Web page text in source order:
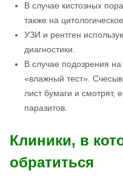
В случае кистозных
также на
УЗИ и рентген
диагностики.
В случае подозрения
«влажный тест».
лист бумаги и смотрят,
паразитов.
Клиники, в
обратиться